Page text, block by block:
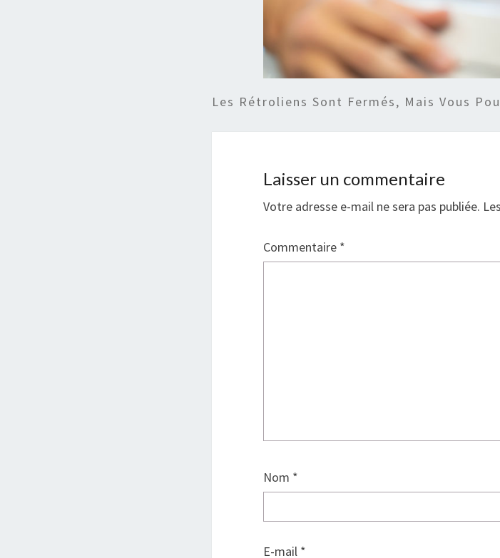
Les Rétroliens Sont Fermés, Mais Vous
Laisser un commentaire
Votre adresse e-mail ne sera pas publiée.
Commentaire *
Nom *
E-mail *